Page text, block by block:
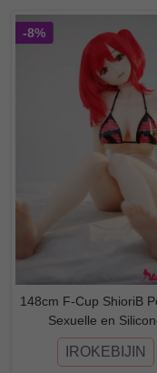
-8%
148cm F-Cup ShioriB
Sexuelle en
IROKEBIJIN